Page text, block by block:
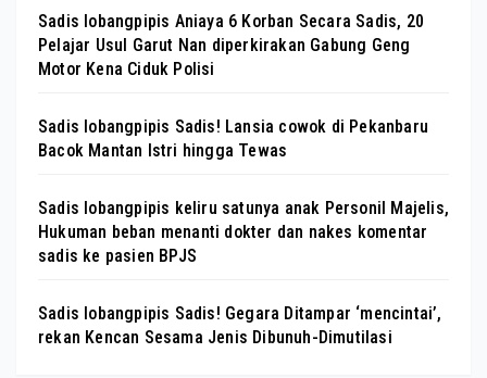
Sadis lobangpipis Aniaya 6 Korban Secara Sadis, 20
Pelajar Usul Garut Nan diperkirakan Gabung Geng
Motor Kena Ciduk Polisi
Sadis lobangpipis Sadis! Lansia cowok di Pekanbaru
Bacok Mantan Istri hingga Tewas
Sadis lobangpipis keliru satunya anak Personil Majelis,
Hukuman beban menanti dokter dan nakes komentar
sadis ke pasien BPJS
Sadis lobangpipis Sadis! Gegara Ditampar ‘mencintai’,
rekan Kencan Sesama Jenis Dibunuh-Dimutilasi